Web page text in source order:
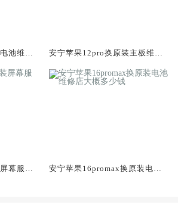
池维修
安宁苹果12pro换原装主板维修
幕服务
安宁苹果16promax换原装电池